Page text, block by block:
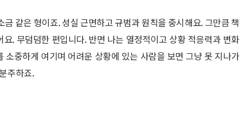
같은 형이죠. 성실 근면하고 규범과 원칙을 중시해요. 그만큼 책
. 무덤덤한 편입니다. 반면 나는 열정적이고 상황 적응력과 변화
소중하게 여기며 어려운 상황에 있는 사람을 보면 그냥 못 지나가
주하죠.